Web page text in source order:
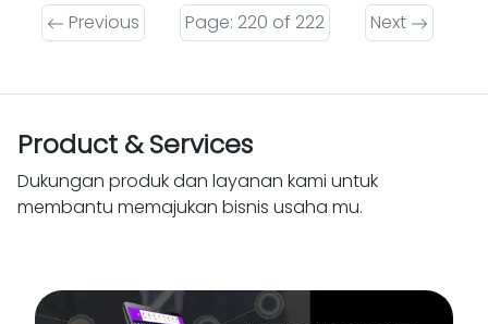
Previous Page: 220 of 222 Next
Product & Services
Dukungan produk dan layanan kami untuk
membantu memajukan bisnis usaha mu.